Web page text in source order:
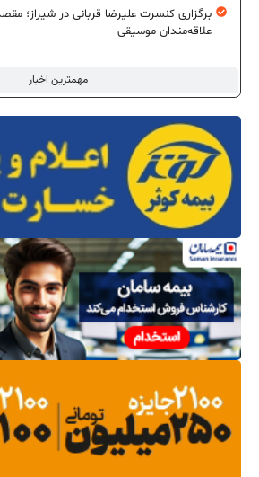
مهمترین اخبار
برگزاری کنسرت علیرضا قربانی در شیراز؛ مقصد
علاقه‌مندان موسیقی